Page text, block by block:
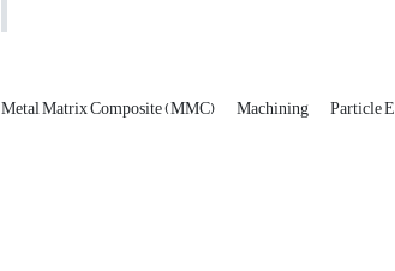
Metal Matrix Composite (MMC) Machining Particle